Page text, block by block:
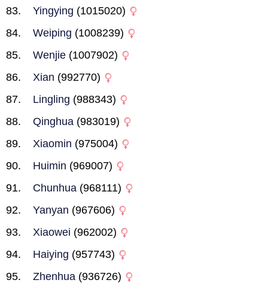
Yingying (1015020)
Weiping (1008239)
Wenjie (1007902)
Xian (992770)
Lingling (988343)
Qinghua (983019)
Xiaomin (975004)
Huimin (969007)
Chunhua (968111)
Yanyan (967606)
Xiaowei (962002)
Haiying (957743)
Zhenhua (936726)